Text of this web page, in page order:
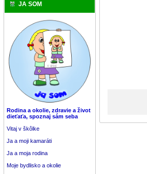
JA SOM
Rodina a okolie, zdravie a život
dieťaťa, spoznaj sám seba
Vitaj v škôlke
Ja a moji kamaráti
Ja a moja rodina
Moje bydlisko a okolie